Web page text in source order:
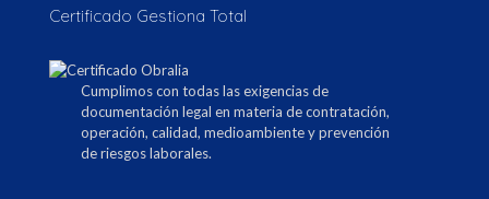
Certificado Gestiona Total
Cumplimos con todas las exigencias de
documentación legal en materia de contratación,
operación, calidad, medioambiente y prevención
de riesgos laborales.